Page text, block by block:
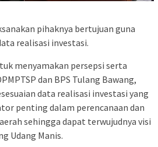
pihaknya bertujuan guna
realisasi investasi.
menyamakan persepsi serta
dan BPS Tulang Bawang,
data realisasi investasi yang
penting dalam perencanaan dan
sehingga dapat terwujudnya visi
Udang Manis.